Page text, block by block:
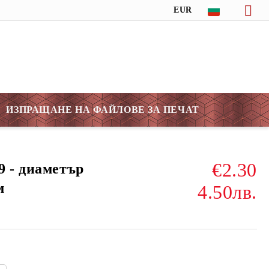
EUR
ИЗПРАЩАНЕ НА ФАЙЛОВЕ ЗА ПЕЧАТ
- диаметър
€2.30
4.50лв.